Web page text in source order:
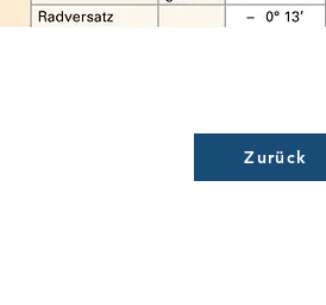
Zurück